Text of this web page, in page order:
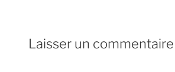
Laisser un commentaire